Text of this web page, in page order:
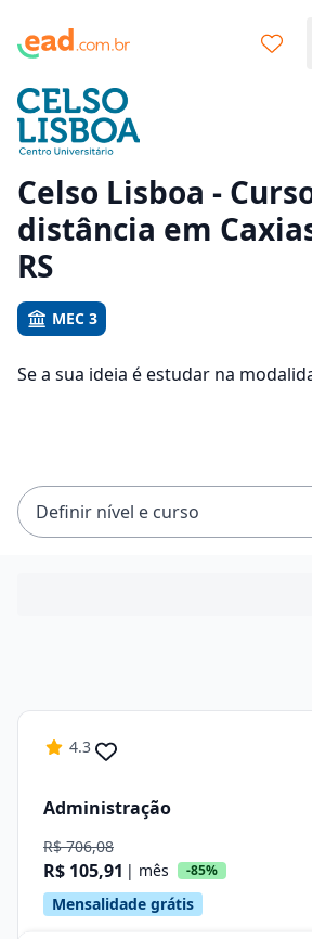
Vamos te guiar no caminho ideal para
Celso Lisboa -
distância em
RS
MEC 3
Se a sua ideia é estudar na
Definir nível e curso
4.3
Administração
R$ 706,08
R$ 105,91 | mês -85%
Mensalidade grátis